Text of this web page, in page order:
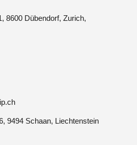
8600 Dübendorf, Zurich,
9494 Schaan, Liechtenstein